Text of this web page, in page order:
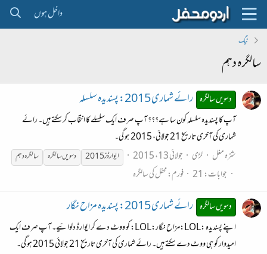
داخل ہوں
ٹیگ
سالگرہ دہم
دسویں سالگرہ رائے شماری 2015: پسندیدہ سلسلہ
آپ کا پسندیدہ سلسلہ کون سا ہے؟؟؟ آپ صرف ایک سلسلے کا انتخاب کر سکتے ہیں۔ رائے
شماری کی آخری تاریخ 21 جولائی، 2015 ہو گی۔
شزہ مغل
لڑی جولائی 13، 2015 ایوارڈز 2015 دسویںسالگرہ سالگرہدہم
جوابات: 21 فورم:محفل کی سالگرہ
دسویں سالگرہ رائے شماری 2015: پسندیدہ مزاح نگار
اپنے پسندیدہ :LOL:مزاح نگار:LOL: کو ووٹ دے کر ایوارڈ دلوائیے۔ آپ صرف ایک
امیدوار کو ہی ووٹ دے سکتے ہیں۔ رائے شماری کی آخری تاریخ 21 جولائی 2015 ہو گی۔